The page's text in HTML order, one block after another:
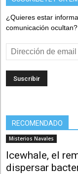
¿Quieres estar
comunicación ocultan?
Dirección
de
email
RECOMENDADO
Misterios Navales
Icewhale, el
dispersar